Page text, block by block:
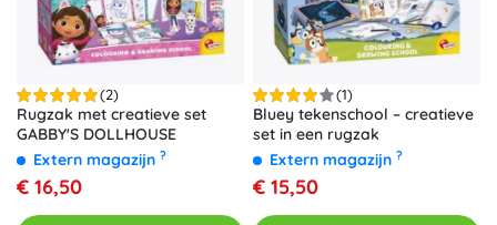
(2)
Rugzak met creatieve set
GABBY'S DOLLHOUSE
Extern magazijn ?
€ 16,50
(1)
Bluey tekenschool – creatieve
set in een rugzak
Extern magazijn ?
€ 15,50